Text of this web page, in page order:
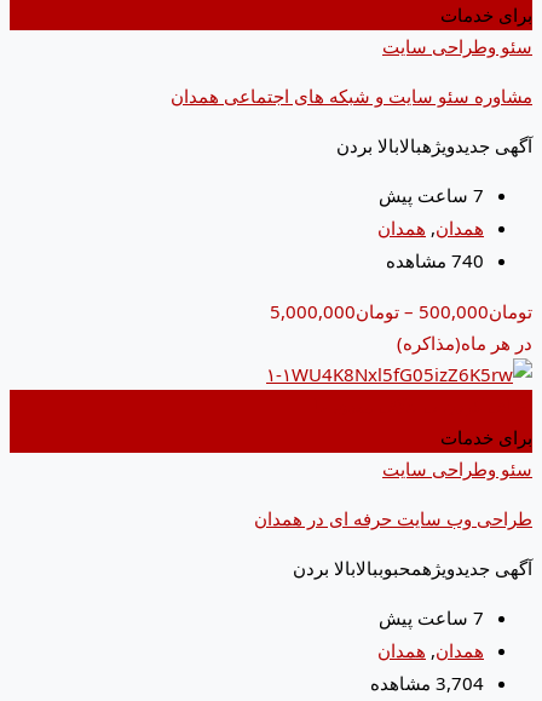
برای خدمات
سئو وطراحی سایت
مشاوره سئو سایت و شبکه های اجتماعی همدان
آگهی جدیدویژهبالابالا بردن
7 ساعت پیش
همدان, همدان
740 مشاهده
تومان500,000
– تومان5,000,000
در هر ماه(مذاکره)
برای خدمات
سئو وطراحی سایت
طراحی وب سایت حرفه ای در همدان
آگهی جدیدویژهمحبوببالابالا بردن
7 ساعت پیش
همدان, همدان
3,704 مشاهده